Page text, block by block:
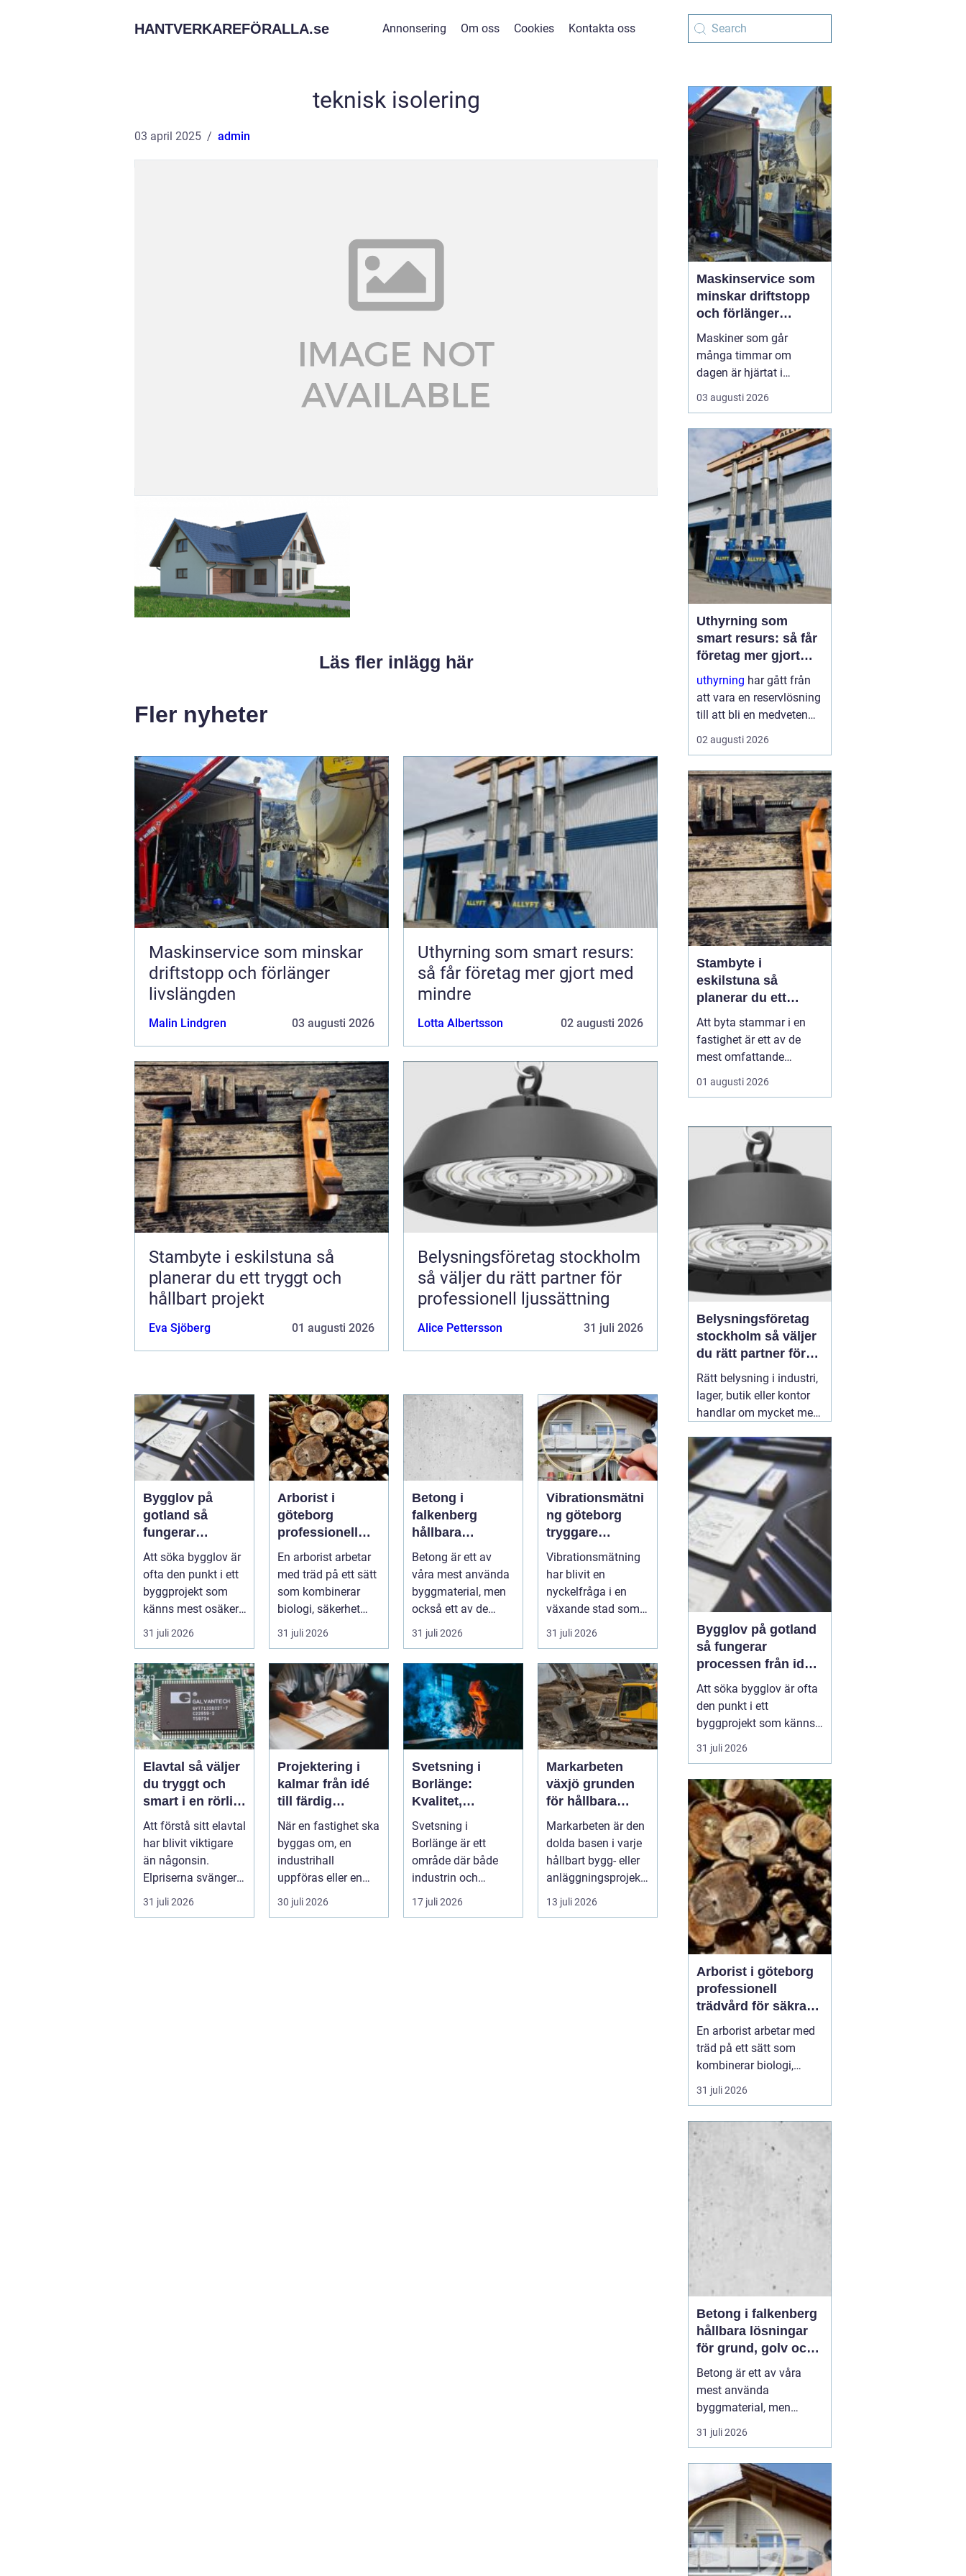
HANTVERKAREFÖRALLA.se Annonsering Om oss Cookies Kontakta oss
teknisk isolering
03 april 2025 admin
Läs fler inlägg här
Fler nyheter
Maskinservice som minskar
driftstopp och förlänger
livslängden
Malin Lindgren 03 augusti 2026
Uthyrning som smart resurs:
så får företag mer gjort med
mindre
Lotta Albertsson 02 augusti 2026
Stambyte i eskilstuna så
planerar du ett tryggt och
hållbart projekt
Eva Sjöberg 01 augusti 2026
Belysningsföretag stockholm
så väljer du rätt partner för
professionell ljussättning
Alice Pettersson 31 juli 2026
Bygglov på
gotland så
fungerar
processen från
idé till godkänt
beslut
Att söka bygglov är
ofta den punkt i ett
byggprojekt som
känns mest osäker.
Frågorna hopar sig:
vilk...
31 juli 2026
Arborist i
göteborg
professionell
trädvård för
säkra och friska
En arborist arbetar
med träd på ett sätt
som kombinerar
biologi, säkerhet
och hantverk. I en
stad so...
31 juli 2026
Betong i
falkenberg
hållbara
lösningar för
grund, golv och
utemiljö
Betong är ett av
våra mest använda
byggmaterial, men
också ett av de
mest
missförstådda.
Många tänke...
31 juli 2026
Vibrationsmätni
ng göteborg
tryggare
markarbeten i
tät stadsmiljö
Vibrationsmätning
har blivit en
nyckelfråga i en
växande stad som
Göteborg. När nya
bostäder, broar,...
31 juli 2026
Elavtal så väljer
du tryggt och
smart i en rörlig
elmarknad
Att förstå sitt elavtal
har blivit viktigare
än någonsin.
Elpriserna svänger
snabbt, nya typer av
av...
31 juli 2026
Projektering i
kalmar från idé
till färdig
lösning
När en fastighet ska
byggas om, en
industrihall
uppföras eller en
lantbruksanläggnin
g moderniseras ä...
30 juli 2026
Svetsning i
Borlänge:
Kvalitet,
precision och
hållbara
konstruktioner
Svetsning i
Borlänge är ett
område där både
industrin och
mindre verkst&a...
17 juli 2026
Markarbeten
växjö grunden
för hållbara
projekt
Markarbeten är den
dolda basen i varje
hållbart bygg- eller
anläggningsprojekt.
Oavsett om det
gälle...
13 juli 2026
Maskinservice som
minskar driftstopp
och förlänger
livslängden
Maskiner som går
många timmar om
dagen är hjärtat i
entreprenad, skog och
lantbruk. När de stannar,
genomtänkt
maskinservice intebara
en kostnad, utan ett sätt
a...
03 augusti 2026
Uthyrning som
smart resurs: så får
företag mer gjort
med mindre
uthyrning har gått från
att vara en reservlösning
till att bli en medveten
strategi för många
företag. I stället för att
utrustning väljer allt fler
att hyra. Det frigör både
pengar o...
02 augusti 2026
Stambyte i
eskilstuna så
planerar du ett
tryggt och hållbart
projekt
Att byta stammar i en
fastighet är ett av de
mest omfattande
ingreppen som kan
göras i ett hus.
nödvändig åtgärd för att
undvika vattenskador,
fuktproblem och
kostsamma akuta
fastighetsäga...
01 augusti 2026
Belysningsföretag
stockholm så väljer
du rätt partner för
professionell
ljussättning
Rätt belysning i industri,
lager, butik eller kontor
handlar om mycket mer
Ljuset påverkar säkerhet,
energikostnader,
produktivitet och hur en
lokal upplevs varje dag.
När företag i Stockholm
letar
31 juli 2026
Bygglov på gotland
så fungerar
processen från idé
till godkänt beslut
Att söka bygglov är ofta
den punkt i ett
byggprojekt som känns
mest osäker. Frågorna
hopar sig: vilka
länge tar det, vad säger
detaljplanen och hur
påverkas tidsplanen? På
Gotland tillkommer
dessutom särskilda
hänsyn, som kultur...
31 juli 2026
Arborist i göteborg
professionell
trädvård för säkra
och friska träd
En arborist arbetar med
träd på ett sätt som
kombinerar biologi,
säkerhet och hantverk. I
en stad som Göteborg,
med tät bebyggelse,
krävs genomtänkt
trädvård för att både
människor och träd ska
må bra. Många
fastighetsägare, bos...
31 juli 2026
Betong i falkenberg
hållbara lösningar
för grund, golv och
utemiljö
Betong är ett av våra
mest använda
byggmaterial, men
också ett av de mest
missförstådda. Många
ytor, men modern betong
i Falkenberg handlar lika
mycket om design,
precision och långsiktig
funktion. För den som
planerar ny grund...
31 juli 2026